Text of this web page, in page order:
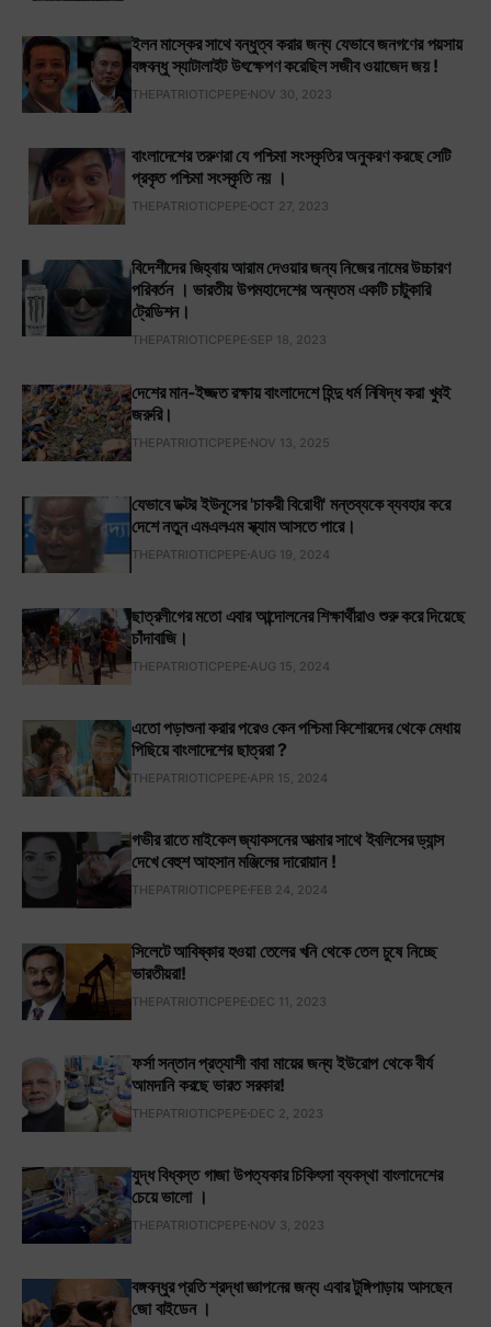
ইলন মাস্কের সাথে বন্ধুত্ব করার জন্য যেভাবে জনগণের পয়সায়
বঙ্গবন্ধু স্যাটালাইট উৎক্ষেপণ করেছিল সজীব ওয়াজেদ জয় !
THEPATRIOTICPEPE NOV 30, 2023
বাংলাদেশের তরুণরা যে পশ্চিমা সংস্কৃতির অনুকরণ করছে সেটি
প্রকৃত পশ্চিমা সংস্কৃতি নয় ।
THEPATRIOTICPEPE OCT 27, 2023
বিদেশীদের জিহ্বায় আরাম দেওয়ার জন্য নিজের নামের উচ্চারণ
পরিবর্তন । ভারতীয় উপমহাদেশের অন্যতম একটি চাটুকারি
ট্রেডিশন।
THEPATRIOTICPEPE SEP 18, 2023
দেশের মান-ইজ্জত রক্ষায় বাংলাদেশে হিন্দু ধর্ম নিষিদ্ধ করা খুবই
জরুরি।
THEPATRIOTICPEPE NOV 13, 2025
যেভাবে ডক্টর ইউনূসের 'চাকরী বিরোধী' মন্তব্যকে ব্যবহার করে
দেশে নতুন এমএলএম স্ক্যাম আসতে পারে।
THEPATRIOTICPEPE AUG 19, 2024
ছাত্রলীগের মতো এবার আন্দোলনের শিক্ষার্থীরাও শুরু করে দিয়েছে
চাঁদাবাজি।
THEPATRIOTICPEPE AUG 15, 2024
এতো পড়াশুনা করার পরেও কেন পশ্চিমা কিশোরদের থেকে মেধায়
পিছিয়ে বাংলাদেশের ছাত্ররা ?
THEPATRIOTICPEPE APR 15, 2024
গভীর রাতে মাইকেল জ্যাকসনের আত্মার সাথে ইবলিসের ড্যান্স
দেখে বেহুশ আহসান মঞ্জিলের দারোয়ান !
THEPATRIOTICPEPE FEB 24, 2024
সিলেটে আবিষ্কার হওয়া তেলের খনি থেকে তেল চুষে নিচ্ছে
ভারতীয়রা!
THEPATRIOTICPEPE DEC 11, 2023
ফর্সা সন্তান প্রত্যাশী বাবা মায়ের জন্য ইউরোপ থেকে বীর্য
আমদানি করছে ভারত সরকার!
THEPATRIOTICPEPE DEC 2, 2023
যুদ্ধ বিধ্বস্ত গাজা উপত্যকার চিকিৎসা ব্যবস্থা বাংলাদেশের
চেয়ে ভালো ।
THEPATRIOTICPEPE NOV 3, 2023
বঙ্গবন্ধুর প্রতি শ্রদ্ধা জ্ঞাপনের জন্য এবার টুঙ্গিপাড়ায় আসছেন
জো বাইডেন ।